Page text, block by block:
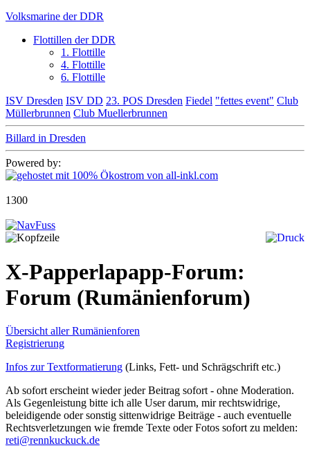
Volksmarine der DDR
Flottillen der DDR
1. Flottille
4. Flottille
6. Flottille
ISV Dresden ISV DD 23. POS Dresden Fiedel "fettes event" Club
Müllerbrunnen Club Muellerbrunnen
Billard in Dresden
Powered by:
1300
X-Papperlapapp-Forum:
Forum (Rumänienforum)
Übersicht aller Rumänienforen
Registrierung
Infos zur Textformatierung (Links, Fett- und Schrägschrift etc.)
Ab sofort erscheint wieder jeder Beitrag sofort - ohne Moderation.
Als Gegenleistung bitte ich alle User darum, mir rechtswidrige,
beleidigende oder sonstig sittenwidrige Beiträge - auch eventuelle
Rechtsverletzungen wie fremde Texte oder Fotos sofort zu melden:
reti@rennkuckuck.de